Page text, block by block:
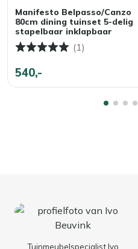
Manifesto Belpasso/Canzo
80cm dining tuinset 5-delig
stapelbaar inklapbaar
(1)
540,-
Tuinmeubelspecialist Ivo